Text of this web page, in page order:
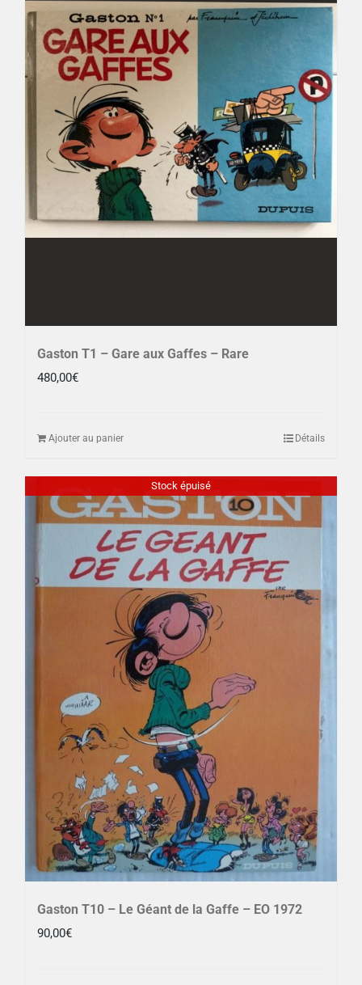
Gaston T1 – Gare aux Gaffes – Rare
480,00€
Ajouter au panier Détails
Stock épuisé
Gaston T10 – Le Géant de la Gaffe – EO 1972
90,00€